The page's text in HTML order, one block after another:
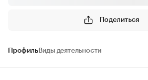
Поделиться
ПрофильВиды деятельности